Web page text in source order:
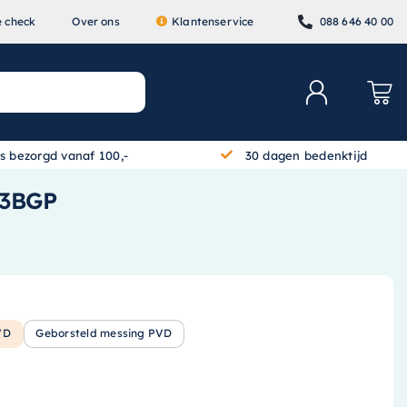
check Over ons Klantenservice 088 646 40 00
bezorgd vanaf 100,- 30 dagen bedenktijd
Geborsteld messing PVD